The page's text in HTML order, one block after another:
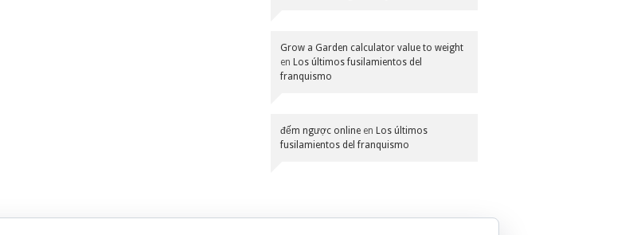
Grow a Garden calculator value to weight
en Los últimos fusilamientos del
franquismo
đếm ngược online en Los últimos
fusilamientos del franquismo